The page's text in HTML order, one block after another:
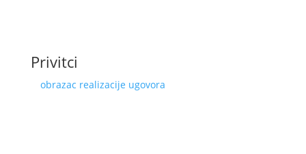
Privitci
obrazac realizacije ugovora